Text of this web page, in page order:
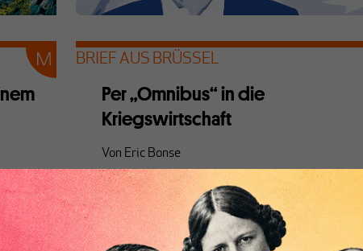
ist das
BRIEF AUS BRÜSSEL
Per „Omnibus“ in die
Kriegswirtschaft
Von Eric Bonse
Die EU-Kommission will dem Pentagon nacheifern
und einen militärisch-industriellen Komplex in
Europa schaffen. Dafür werden immer neue Pläne
geschmiedet
überzeugen können sie alle nicht.